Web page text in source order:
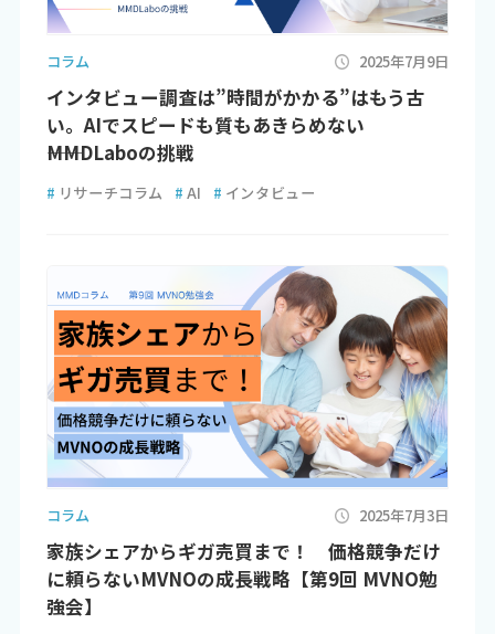
コラム 2025年7月9日
インタビュー調査は”時間がかかる”はもう古
い。AIでスピードも質もあきらめない
――MMDLaboの挑戦
# リサーチコラム # AI # インタビュー
コラム 2025年7月3日
家族シェアからギガ売買まで！ 価格競争だけ
に頼らないMVNOの成長戦略【第9回 MVNO勉
強会】